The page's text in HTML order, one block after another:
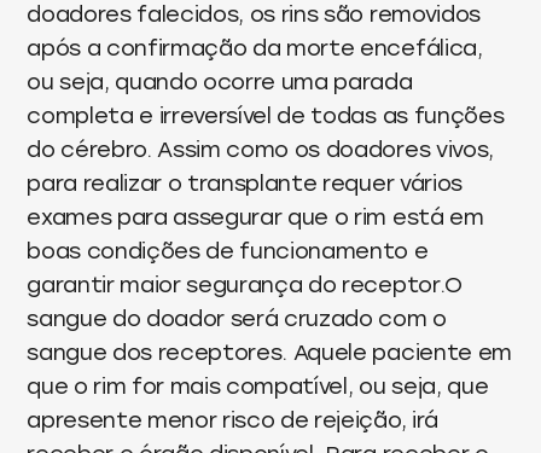
doadores falecidos, os rins são removidos
após a confirmação da morte encefálica,
ou seja, quando ocorre uma parada
completa e irreversível de todas as funções
do cérebro. Assim como os doadores vivos,
para realizar o transplante requer vários
exames para assegurar que o rim está em
boas condições de funcionamento e
garantir maior segurança do receptor.O
sangue do doador será cruzado com o
sangue dos receptores. Aquele paciente em
que o rim for mais compatível, ou seja, que
apresente menor risco de rejeição, irá